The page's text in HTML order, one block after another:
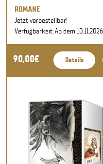
ROMANE
Jetzt vorbestellbar!
Verfügbarkeit: Ab dem 10.11.2026
90,00€ Details